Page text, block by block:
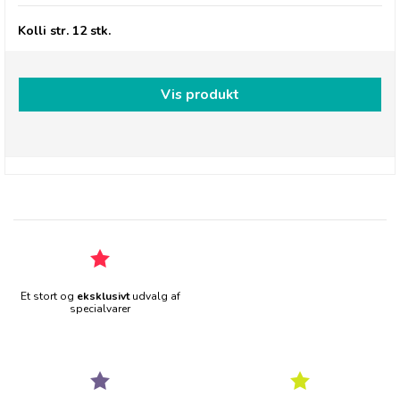
Kolli str. 12 stk.
Vis produkt
Et stort og eksklusivtudvalg af
specialvarer